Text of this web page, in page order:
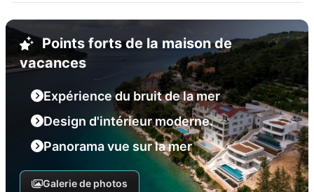
Points forts de la maison de
vacances
Expérience du bruit de la mer
Design d'intérieur moderne.
Panorama vue sur la mer
Galerie de photos